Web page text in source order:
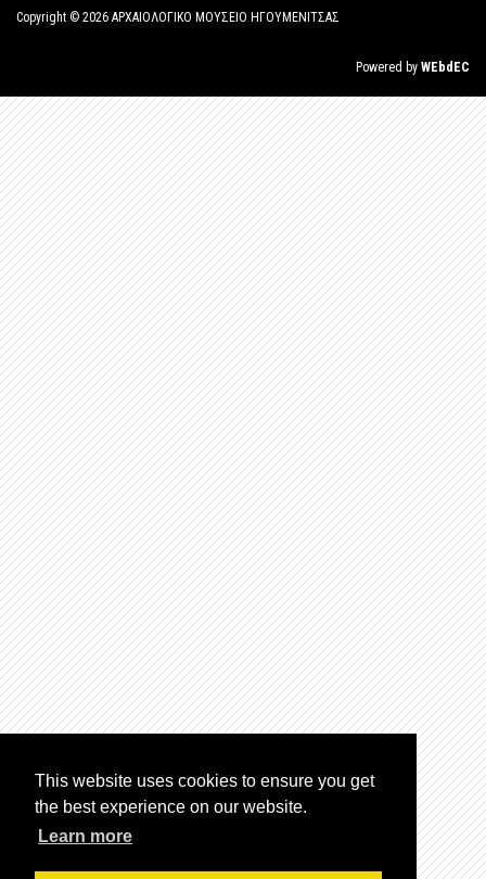
This website uses cookies to ensure you get
the best experience on our website.
Learn more
Copyright © 2026 ΑΡΧΑΙΟΛΟΓΙΚΟ ΜΟΥΣΕΙΟ ΗΓΟΥΜΕΝΙΤΣΑΣ
Powered by WEbdEC